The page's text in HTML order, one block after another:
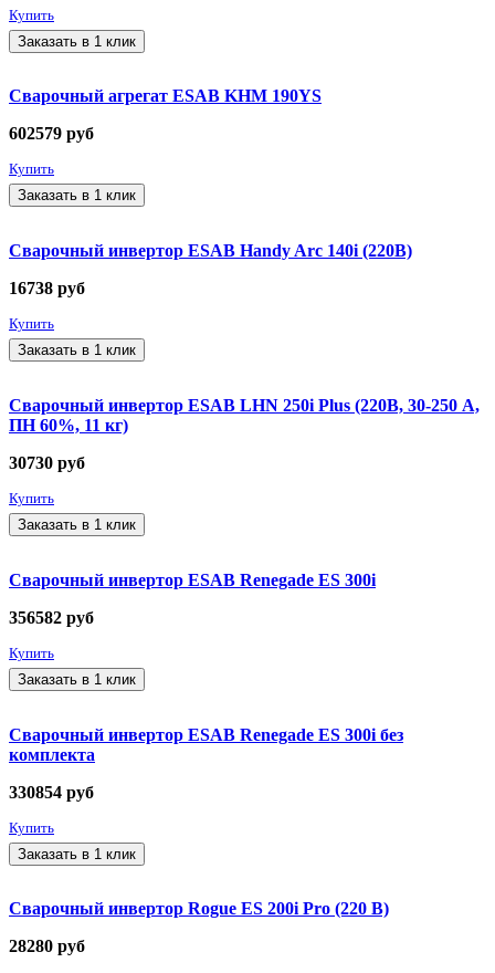
Купить
Заказать в 1 клик
Сварочный агрегат ESAB KHM 190YS
602579 руб
Купить
Заказать в 1 клик
Сварочный инвертор ESAB Handy Arc 140i (220В)
16738 руб
Купить
Заказать в 1 клик
Сварочный инвертор ESAB LHN 250i Plus (220В, 30-250 А,
ПН 60%, 11 кг)
30730 руб
Купить
Заказать в 1 клик
Сварочный инвертор ESAB Renegade ES 300i
356582 руб
Купить
Заказать в 1 клик
Сварочный инвертор ESAB Renegade ES 300i без
комплекта
330854 руб
Купить
Заказать в 1 клик
Сварочный инвертор Rogue ES 200i Pro (220 В)
28280 руб